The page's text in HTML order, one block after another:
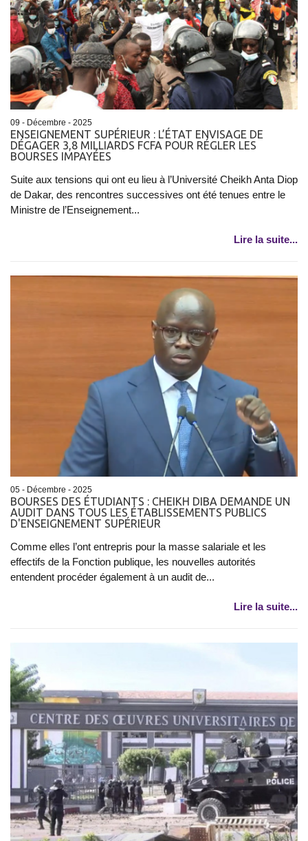
09 - Décembre - 2025
ENSEIGNEMENT SUPÉRIEUR : L’ÉTAT ENVISAGE DE
DÉGAGER 3,8 MILLIARDS FCFA POUR RÉGLER LES
BOURSES IMPAYÉES
Suite aux tensions qui ont eu lieu à l’Université Cheikh Anta Diop
de Dakar, des rencontres successives ont été tenues entre le
Ministre de l’Enseignement...
Lire la suite...
05 - Décembre - 2025
BOURSES DES ÉTUDIANTS : CHEIKH DIBA DEMANDE UN
AUDIT DANS TOUS LES ÉTABLISSEMENTS PUBLICS
D'ENSEIGNEMENT SUPÉRIEUR
Comme elles l’ont entrepris pour la masse salariale et les
effectifs de la Fonction publique, les nouvelles autorités
entendent procéder également à un audit de...
Lire la suite...